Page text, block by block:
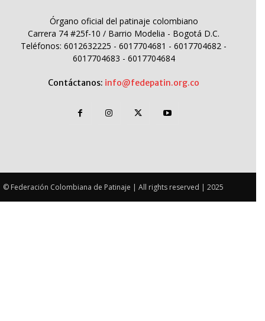
Órgano oficial del patinaje colombiano
Carrera 74 #25f-10 / Barrio Modelia - Bogotá D.C.
Teléfonos: 6012632225 - 6017704681 - 6017704682 -
6017704683 - 6017704684
Contáctanos: info@fedepatin.org.co
© Federación Colombiana de Patinaje | All rights reserved | 2025